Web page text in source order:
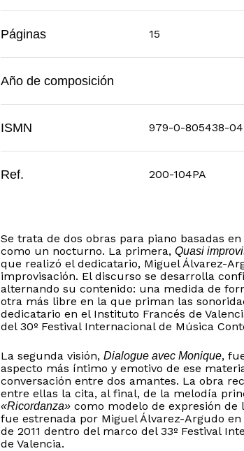
Páginas 15
Año de composición
ISMN 979-0-805438-
Ref. 200-104PA
Se trata de dos obras para piano basadas
como un nocturno. La primera, Quasi
que realizó el dedicatario, Miguel Álvarez-
improvisación. El discurso se desarrolla
alternando su contenido: una medida de
otra más libre en la que priman las
dedicatario en el Instituto Francés de
del 30º Festival Internacional de Música
La segunda visión, Dialogue avec Monique,
aspecto más íntimo y emotivo de ese
conversación entre dos amantes. La obra
entre ellas la cita, al final, de la melodía
«Ricordanza»como modelo de expresión de
fue estrenada por Miguel Álvarez-Argudo
de 2011 dentro del marco del 33º Festival
de Valencia.